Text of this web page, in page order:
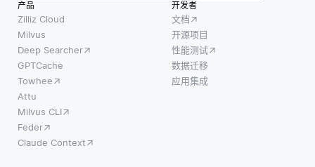
产品
Zilliz Cloud
Milvus
Deep Searcher
GPTCache
Towhee
Attu
Milvus CLI
Feder
Claude Context
开发者
文档
开源项目
性能测试
数据迁移
应用集成